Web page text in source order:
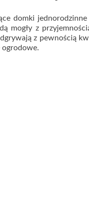
domki
mogły z
z pewnością